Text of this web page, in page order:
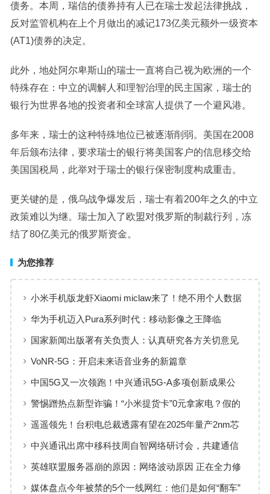
债务。本周，瑞信的债券持有人已在瑞士发起法律挑战，
反对监管机构在上个月做出的减记173亿美元额外一级资本
(AT1)债券的决定。
此外，地处阿尔卑斯山的瑞士一直将自己视为欧洲的一个
特殊存在：中立的调解人和理智治理的民主国家，瑞士的
银行为世界各地的投资者和全球富人提供了一个避风港。
多年来，瑞士的这种特殊地位已被逐渐削弱。美国在2008
年后颁布法律，要求瑞士的银行将美国客户的信息移交给
美国国税局，此举对于瑞士的银行保密制度构成重击。
更关键的是，俄乌战争爆发后，瑞士有着200年之久的中立
政策难以为继。瑞士加入了欧盟对俄罗斯的制裁行列，冻
结了80亿美元的俄罗斯资金。
为您推荐
小米手机版龙虾Xiaomi miclaw来了！绝不用个人数据
训练 小白也能快速部署
华为手机迈入Pura系列时代：移动影像之王降临
国家新闻出版署有关负责人：认真研究各方关切意见
进一步完善修改网游新规
VoNR-5G：开启未来语音业务的新篇章
中国5G又一次领跑！中兴通讯5G-A多项创新成果公
布，带来新发展
警惕蹭热点新型诈骗！“小米提货卡”0元拿家电？假的
遥遥领先！台积电总裁透露有望在2025年量产2nm芯
片
中兴通讯出席中移科技周自智网络研讨会，共建通信
领域大模型
英雄联盟服务器崩的原因：网络波动原因 正在全力修
复
媒体盘点今年被禁的5个一线网红：他们是如何“翻车”